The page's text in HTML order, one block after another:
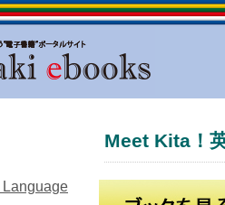
Meet Kita！
Language